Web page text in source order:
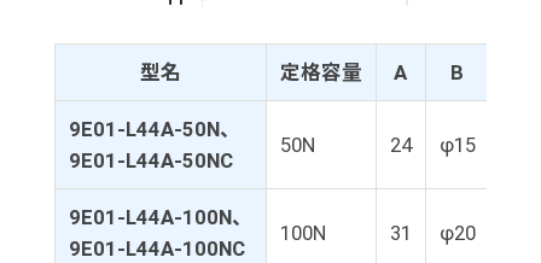
型名 定格容量 A B
9E01-L44A-50N、
9E01-L44A-50NC
50N 24 φ15
9E01-L44A-100N、
9E01-L44A-100NC
100N 31 φ20